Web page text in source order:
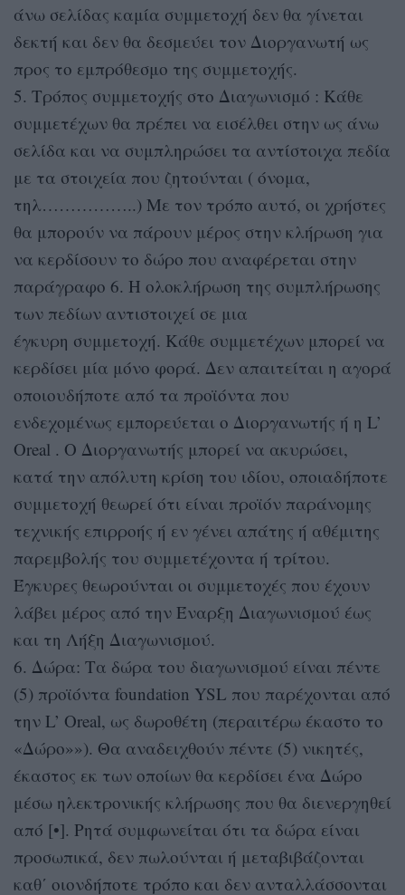
άνω σελίδας καμία συμμετοχή δεν θα γίνεται
δεκτή και δεν θα δεσμεύει τον Διοργανωτή ως
προς το εμπρόθεσμο της συμμετοχής.
5. Τρόπος συμμετοχής στο Διαγωνισμό : Κάθε
συμμετέχων θα πρέπει να εισέλθει στην ως άνω
σελίδα και να συμπληρώσει τα αντίστοιχα πεδία
με τα στοιχεία που ζητούνται ( όνομα,
τηλ……………..) Με τον τρόπο αυτό, οι χρήστες
θα μπορούν να πάρουν μέρος στην κλήρωση για
να κερδίσουν το δώρο που αναφέρεται στην
παράγραφο 6. Η ολοκλήρωση της συμπλήρωσης
των πεδίων αντιστοιχεί σε μια
έγκυρη συμμετοχή. Κάθε συμμετέχων μπορεί να
κερδίσει μία μόνο φορά. Δεν απαιτείται η αγορά
οποιουδήποτε από τα προϊόντα που
ενδεχομένως εμπορεύεται ο Διοργανωτής ή η L’
Oreal . Ο Διοργανωτής μπορεί να ακυρώσει,
κατά την απόλυτη κρίση του ιδίου, οποιαδήποτε
συμμετοχή θεωρεί ότι είναι προϊόν παράνομης
τεχνικής επιρροής ή εν γένει απάτης ή αθέμιτης
παρεμβολής του συμμετέχοντα ή τρίτου.
Έγκυρες θεωρούνται οι συμμετοχές που έχουν
λάβει μέρος από την Έναρξη Διαγωνισμού έως
και τη Λήξη Διαγωνισμού.
6. Δώρα: Τα δώρα του διαγωνισμού είναι πέντε
(5) προϊόντα foundation YSL που παρέχονται από
την L’ Oreal, ως δωροθέτη (περαιτέρω έκαστο τo
«Δώρo»»). Θα αναδειχθούν πέντε (5) νικητές,
έκαστος εκ των οποίων θα κερδίσει ένα Δώρο
μέσω ηλεκτρονικής κλήρωσης που θα διενεργηθεί
από [•]. Ρητά συμφωνείται ότι τα δώρα είναι
προσωπικά, δεν πωλούνται ή μεταβιβάζονται
καθ΄ οιονδήποτε τρόπο και δεν ανταλλάσσονται